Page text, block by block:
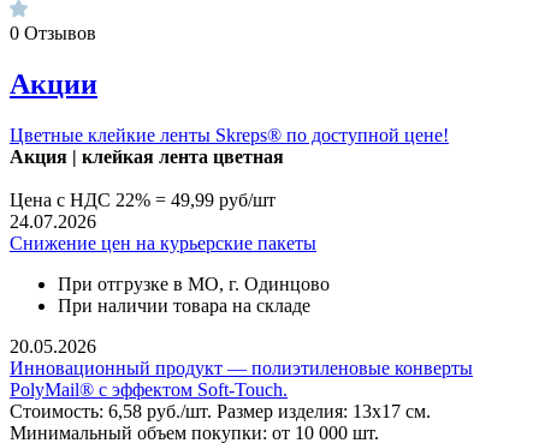
0 Отзывов
Акции
Цветные клейкие ленты Skreps® по доступной цене!
Акция | клейкая лента цветная
Цена с НДС 22% = 49,99 руб/шт
24.07.2026
Снижение цен на курьерские пакеты
При отгрузке в МО, г. Одинцово
При наличии товара на складе
20.05.2026
Инновационный продукт — полиэтиленовые конверты
PolyMail® с эффектом Soft-Touch.
Стоимость: 6,58 руб./шт. Размер изделия: 13х17 см.
Минимальный объем покупки: от 10 000 шт.